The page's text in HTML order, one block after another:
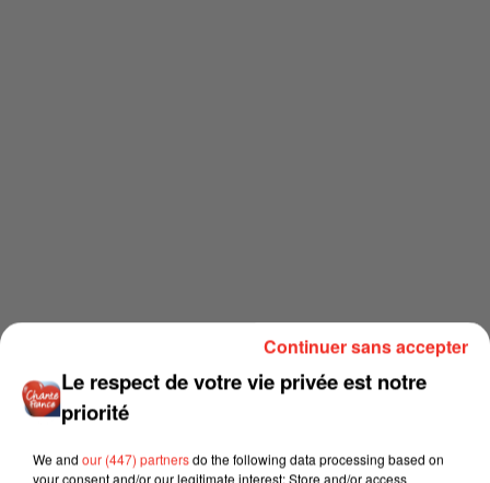
Le respect de votre vie privée est notre
priorité
We and our (447) partnersdo the following data processing based on
your consent and/or our legitimate interest: Store and/or access
Continuer sans accepter